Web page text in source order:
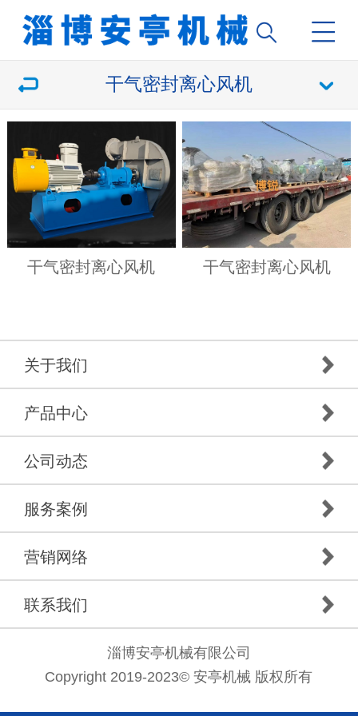
干气密封离心风机
干气密封离心风机 干气密封离心风机
关于我们
产品中心
公司动态
服务案例
营销网络
联系我们
淄博安亭机械有限公司
Copyright 2019-2023© 安亭机械 版权所有